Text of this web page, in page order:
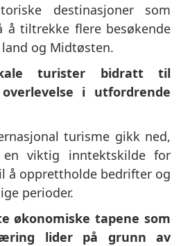
destinasjoner som
å tiltrekke flere besøkende
og Midtøsten.
turister bidratt til
i utfordrende
turisme gikk ned,
viktig inntektskilde for
å opprettholde bedrifter og
perioder.
økonomiske tapene som
lider på grunn av